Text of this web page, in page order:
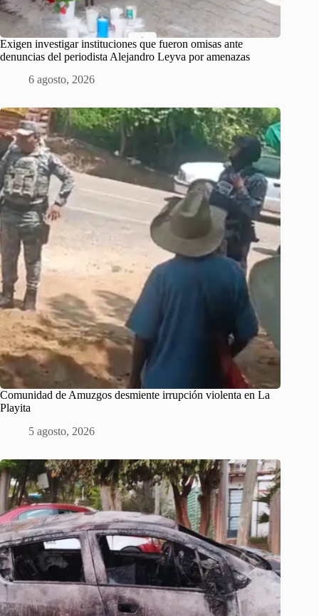
Exigen investigar instituciones que fueron omisas ante
denuncias del periodista Alejandro Leyva por amenazas
6 agosto, 2026
Comunidad de Amuzgos desmiente irrupción violenta en La
Playita
5 agosto, 2026